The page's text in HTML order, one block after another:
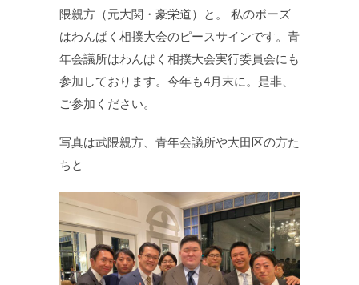
隈親方（元大関・豪栄道）と。 私のポーズ
はわんぱく相撲大会のピースサインです。青
年会議所はわんぱく相撲大会実行委員会にも
参加しております。今年も4月末に。是非、
ご参加ください。
写真は武隈親方、青年会議所や大田区の方た
ちと